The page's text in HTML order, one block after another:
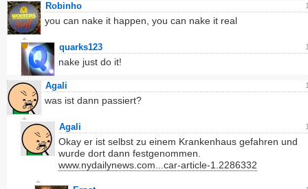
Robinho
you can nake it happen, you can nake it real
quarks123
nake just do it!
Agali
was ist dann passiert?
Agali
Okay er ist selbst zu einem Krankenhaus gefahren und
wurde dort dann festgenommen.
www.nydailynews.com...car-article-1.2286332